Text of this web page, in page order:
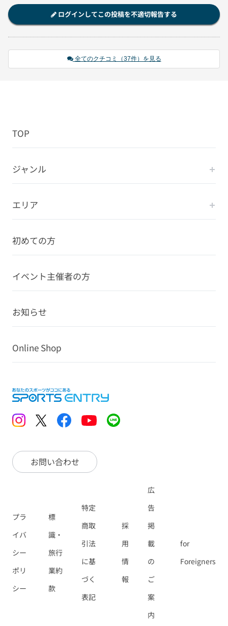
ログインしてこの投稿を不適切報告する
全てのクチコミ（37件）を見る
TOP
ジャンル
エリア
初めての方
イベント主催者の方
お知らせ
Online Shop
お問い合わせ
プラ
イバ
シー
ポリ
シー
標
識・
旅行
業約
款
特定
商取
引法
に基
づく
表記
採
用
情
報
広
告
掲
載
の
ご
案
内
for
Foreigners